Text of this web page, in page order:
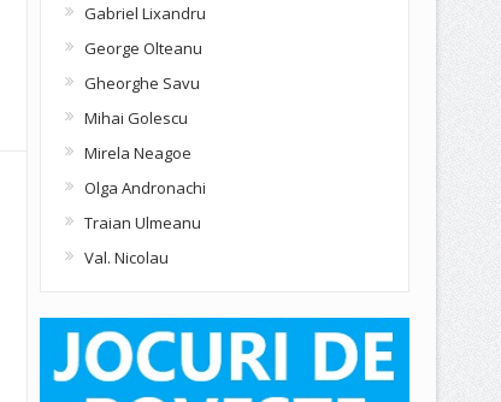
Gabriel Lixandru
George Olteanu
Gheorghe Savu
Mihai Golescu
Mirela Neagoe
Olga Andronachi
Traian Ulmeanu
Val. Nicolau